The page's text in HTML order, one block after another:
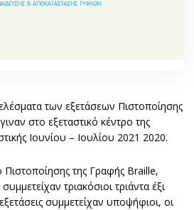
των εξετάσεων Πιστοποίησης
στο εξεταστικό κέντρο της
Ιουνίου – Ιουλίου 2021 2020.
Πιστοποίησης της Γραφής Braille,
τριακόσιοι τριάντα έξι
συμμετείχαν υποψήφιοι, οι